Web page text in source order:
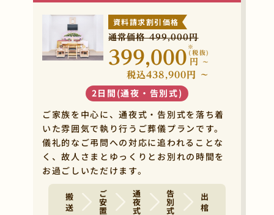
資料請求割引価格
通常価格 499,000円
399,000
※
円
(税抜)
~
税込438,900円 ~
2日間(通夜・告別式)
ご家族を中心に、通夜式・告別式を落ち着
いた雰囲気で執り行うご葬儀プランです。
儀礼的なご弔問への対応に追われることな
く、故人さまとゆっくりとお別れの時間を
お過ごしいただけます。
搬 送 ご安置 通夜式 告別式 出 棺